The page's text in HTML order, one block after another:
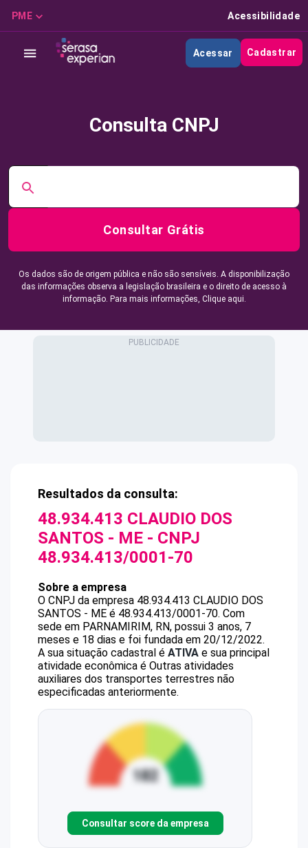
PME Acessibilidade
Acessar Cadastrar
Consulta CNPJ
Consultar Grátis
Os dados são de origem pública e não são sensíveis. A disponibilização
das informações observa a legislação brasileira e o direito de acesso à
informação. Para mais informações, Clique aqui.
Resultados da consulta:
48.934.413 CLAUDIO DOS
SANTOS - ME - CNPJ
48.934.413/0001-70
Sobre a empresa
O CNPJ da empresa 48.934.413 CLAUDIO DOS
SANTOS - ME é 48.934.413/0001-70. Com
sede em PARNAMIRIM, RN, possui 3 anos, 7
meses e 18 dias e foi fundada em 20/12/2022.
A sua situação cadastral é ATIVA e sua principal
atividade econômica é Outras atividades
auxiliares dos transportes terrestres não
especificadas anteriormente.
Consultar score da empresa